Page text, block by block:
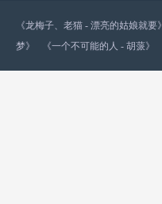
《龙梅子、老猫 - 漂亮的姑娘就要》
梦》
《一个不可能的人 - 胡蒎》